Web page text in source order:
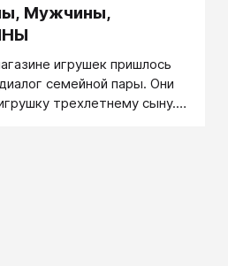
Мужчины,
игрушек пришлось
семейной пары. Они
трехлетнему сыну.